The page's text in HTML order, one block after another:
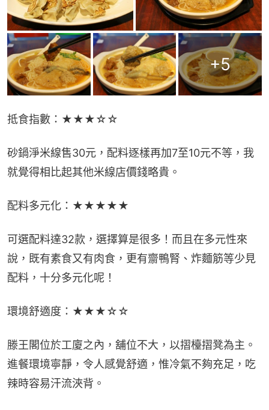
+5
抵食指數：★★★☆☆
砂鍋淨米線售30元，配料逐樣再加7至10元不等，我
就覺得相比起其他米線店價錢略貴。
配料多元化：★★★★★
可選配料達32款，選擇算是很多！而且在多元性來
說，既有素食又有肉食，更有齋鴨腎、炸麵筋等少見
配料，十分多元化呢！
環境舒適度：★★★☆☆
滕王閣位於工廈之內，舖位不大，以摺檯摺凳為主。
進餐環境寧靜，令人感覺舒適，惟冷氣不夠充足，吃
辣時容易汗流浹背。